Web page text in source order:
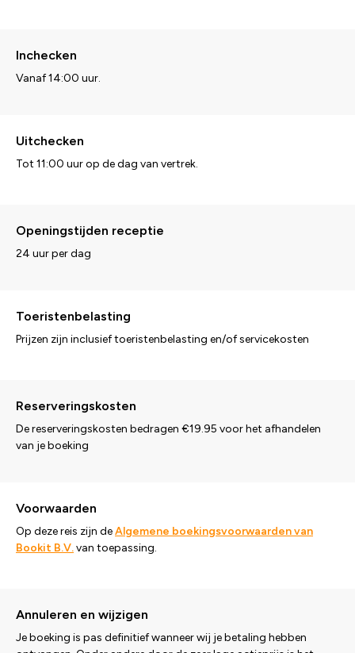
Inchecken
Vanaf 14:00 uur.
Uitchecken
Tot 11:00 uur op de dag van vertrek.
Openingstijden receptie
24 uur per dag
Toeristenbelasting
Prijzen zijn inclusief toeristenbelasting en/of servicekosten
Reserveringskosten
De reserveringskosten bedragen €19.95 voor het afhandelen
van je boeking
Voorwaarden
Op deze reis zijn deAlgemene boekingsvoorwaarden van
Bookit B.V.van toepassing.
Annuleren en wijzigen
Je boeking is pas definitief wanneer wij je betaling hebben